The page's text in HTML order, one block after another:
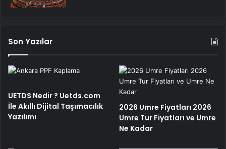
Son Yazılar
UETDS Nedir ? Uetds.com
İle Akıllı Dijital Taşımacılık
Yazılımı
2026 Umre Fiyatları 2026
Umre Tur Fiyatları ve Umre
Ne Kadar